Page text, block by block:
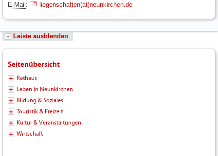
E-Mail: liegenschaften(at)neunkirchen.de
Leiste ausblenden
Seitenübersicht
Rathaus
Leben in Neunkirchen
Bildung & Soziales
Touristik & Freizeit
Kultur & Veranstaltungen
Wirtschaft